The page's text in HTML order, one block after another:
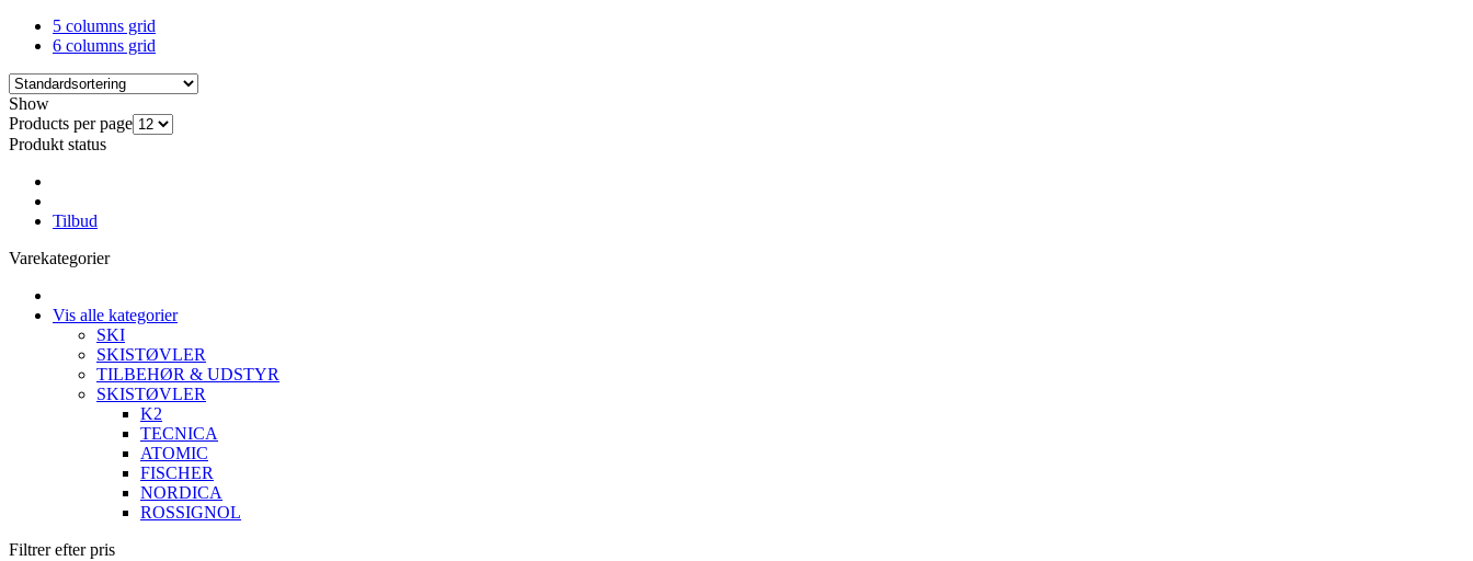
5 columns grid
6 columns grid
Show
Products per page
Produkt status
Tilbud
Varekategorier
Vis alle kategorier
SKI
SKISTØVLER
TILBEHØR & UDSTYR
SKISTØVLER
K2
TECNICA
ATOMIC
FISCHER
NORDICA
ROSSIGNOL
Filtrer efter pris